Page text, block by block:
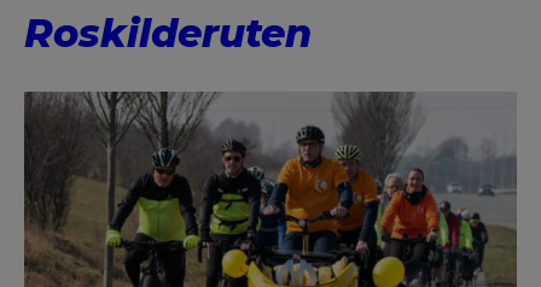
Roskilderuten